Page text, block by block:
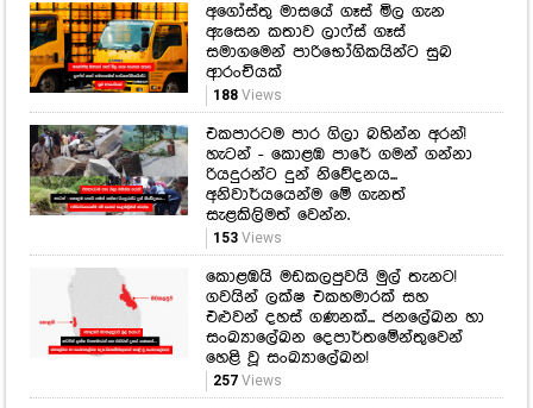
අගෝස්තු මාසයේ ගෑස් මිල ගැන
ඇසෙන කතාව ලාෆ්ස් ගෑස්
සමාගමෙන් පාරිභෝගිකයින්ට සුබ
ආරංචියක්
188Views
එකපාරටම පාර ගිලා බහින්න අරන්!
හැටන් - කොළඹ පාරේ ගමන් ගන්නා
රියදුරන්ට දුන් නිවේදනය...
අනිවාර්යයෙන්ම මේ ගැනත්
සැළකිලිමත් වෙන්න.
153Views
කොළඹයි මඩකලපුවයි මුල් තැනට!
ගවයින් ලක්ෂ එකහමාරක් සහ
එළුවන් දහස් ගණනක්... ජනලේඛන හා
සංඛ්‍යාලේඛන දෙපාර්තමේන්තුවෙන්
හෙළි වූ සංඛ්‍යාලේඛන!
257Views